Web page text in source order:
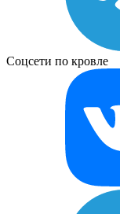
Соцсети по кровле